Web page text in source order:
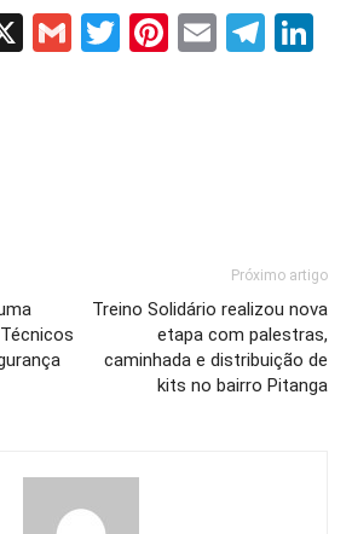
X GmailTwitter
Pinterest
Email
Próximo artigo
Treino Solidário realizou nova
etapa com palestras,
caminhada e distribuição de
kits no bairro Pitanga